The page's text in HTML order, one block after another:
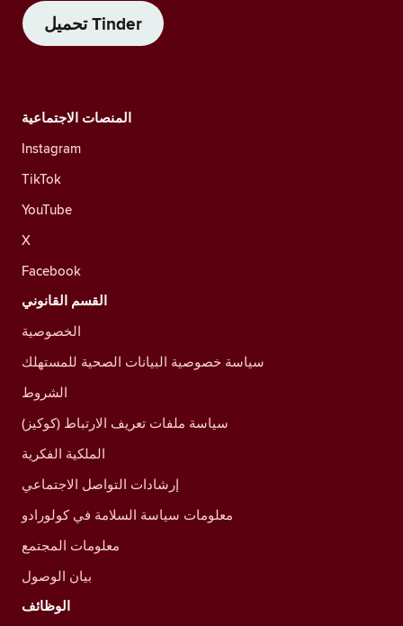
تحميل Tinder
المنصات الاجتماعية
Instagram
TikTok
YouTube
X
Facebook
القسم القانوني
الخصوصية
سياسة خصوصية البيانات الصحية للمستهلك
الشروط
سياسة ملفات تعريف الارتباط (كوكيز)
الملكية الفكرية
إرشادات التواصل الاجتماعي
معلومات سياسة السلامة في كولورادو
معلومات المجتمع
بيان الوصول
الوظائف